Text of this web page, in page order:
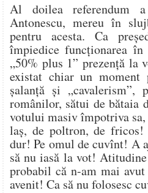
Al doilea referendum
Antonescu, mereu în
pentru acesta. Ca
împiedice funcționarea
„50% plus 1” prezență
existat chiar un
șalanță și
românilor, sătui de bătaia
votului masiv împotriva sa,
laș, de poltron, de fricos!
dur! Pe omul de cuvînt! A
să nu iasă la vot!
probabil că n-am mai
avenit! Ca să nu folosesc